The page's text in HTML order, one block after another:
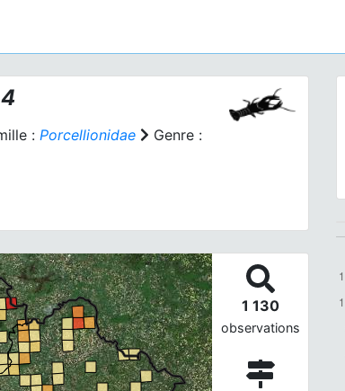
: Porcellionidae Genre :
1 130
observations